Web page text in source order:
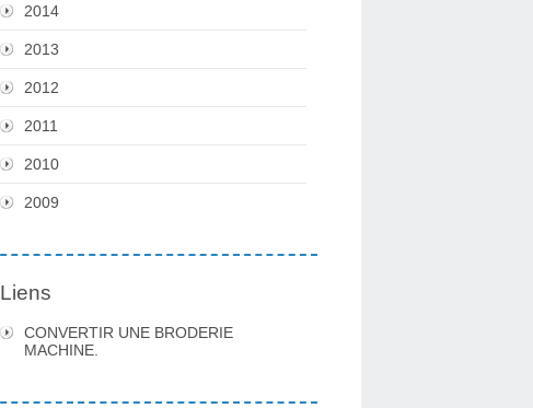
2014
2013
2012
2011
2010
2009
Liens
CONVERTIR UNE BRODERIE
MACHINE.